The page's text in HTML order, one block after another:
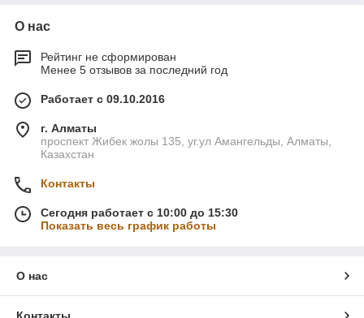
О нас
Рейтинг не сформирован
Менее 5 отзывов за последний год
Работает с 09.10.2016
г. Алматы
проспект Жибек жолы 135, уг.ул Амангельды, Алматы,
Казахстан
Контакты
Сегодня работает с 10:00 до 15:30
Показать весь график работы
О нас